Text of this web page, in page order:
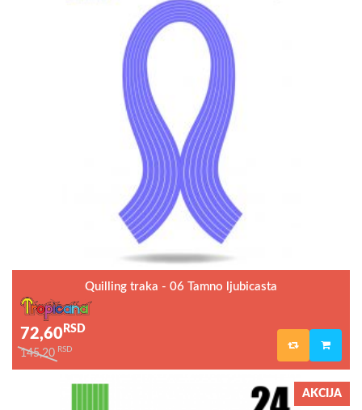
Quilling traka - 06 Tamno ljubicasta
72,60 RSD
145,20 RSD
AKCIJA